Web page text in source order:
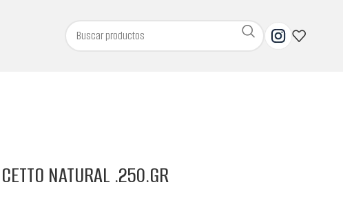
NATURAL .250.GR